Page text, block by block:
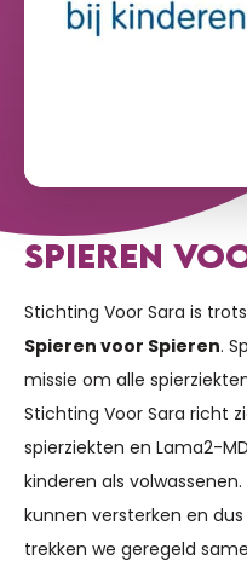
SPIEREN
Stichting Voor Sara is
Spieren voor Spieren.
missie om alle
Stichting Voor Sara richt
spierziekten en Lama2-
kinderen als
kunnen versterken en
trekken we geregeld